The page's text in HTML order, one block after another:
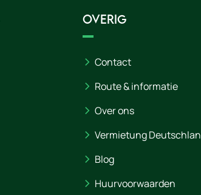
Overig
Contact
Route & informatie
Over ons
Vermietung
Blog
Huurvoorwaarden